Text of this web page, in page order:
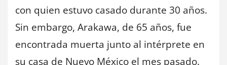
con quien estuvo casado durante 30 años.
Sin embargo, Arakawa, de 65 años, fue
encontrada muerta junto al intérprete en
su casa de Nuevo México el mes pasado.